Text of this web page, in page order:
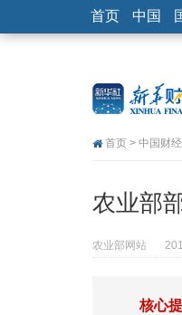
首页 中国
首页 > 中国财经
农业部
农业部网站
核心